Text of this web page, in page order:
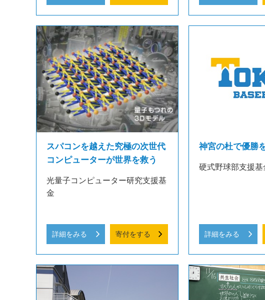
スパコンを越えた究極の次世代
コンピューターが世界を救う
光量子コンピューター研究支援基
金
詳細をみる 寄付をする
神宮の杜で優勝
硬式野球部支援基
詳細をみる